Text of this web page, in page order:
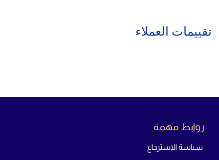
تقييمات العملاء
روابط مهمة
سياسة الاسترجاع